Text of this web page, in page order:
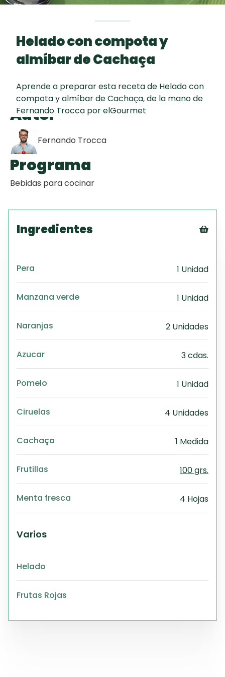
Chispas de
Chocolate
Key Lime Pie
Helado con compota y
almíbar de Cachaça
Aprende a preparar esta receta de Helado con
compota y almíbar de Cachaça, de la mano de
Fernando Trocca por elGourmet
Autor
Fernando Trocca
Programa
Bebidas para cocinar
Ingredientes
Pera 1 Unidad
Manzana verde 1 Unidad
Naranjas 2 Unidades
Azucar 3 cdas.
Pomelo 1 Unidad
Ciruelas 4 Unidades
Cachaça 1 Medida
Frutillas 100 grs.
Menta fresca 4 Hojas
Varios
Helado
Frutas Rojas